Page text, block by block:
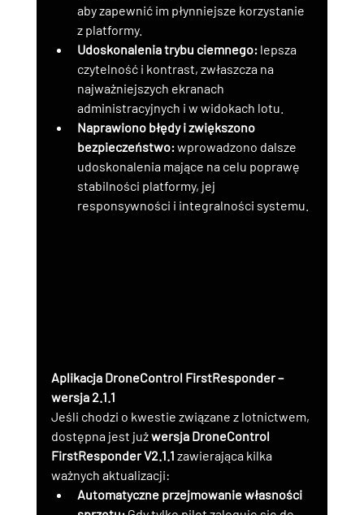
aby zapewnić im płynniejsze korzystanie
z platformy.
Udoskonalenia trybu ciemnego: lepsza
czytelność i kontrast, zwłaszcza na
najważniejszych ekranach
administracyjnych i w widokach lotu.
Naprawiono błędy i zwiększono
bezpieczeństwo: wprowadzono dalsze
udoskonalenia mające na celu poprawę
stabilności platformy, jej
responsywności i integralności systemu.
Aplikacja DroneControl FirstResponder –
wersja 2.1.1
Jeśli chodzi o kwestie związane z lotnictwem,
dostępna jest już wersja DroneControl
FirstResponder V2.1.1 zawierająca kilka
ważnych aktualizacji:
Automatyczne przejmowanie własności